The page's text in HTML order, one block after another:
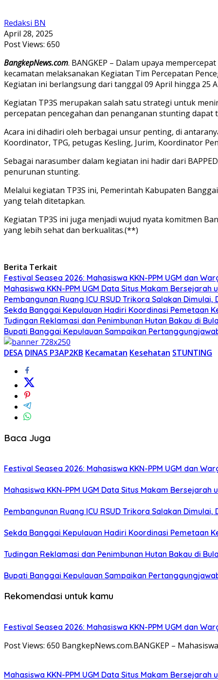
Redaksi BN
April 28, 2025
Post Views: 650
BangkepNews.com. BANGKEP – Dalam upaya
kecamatan melaksanakan Kegiatan Tim Percepatan
Kegiatan ini berlangsung dari tanggal 09 April hingga 25
Kegiatan TP3S merupakan salah satu strategi untuk
percepatan pencegahan dan penanganan stunting dapat
Acara ini dihadiri oleh berbagai unsur penting, di
Koordinator, TPG, petugas Kesling, Jurim, Koordinator
Sebagai narasumber dalam kegiatan ini hadir dari
penurunan stunting.
Melalui kegiatan TP3S ini, Pemerintah Kabupaten
yang telah ditetapkan.
Kegiatan TP3S ini juga menjadi wujud nyata komitmen
yang lebih sehat dan berkualitas.(**)
Berita Terkait
Festival Seasea 2026: Mahasiswa KKN-PPM UGM dan
Mahasiswa KKN-PPM UGM Data Situs Makam
Pembangunan Ruang ICU RSUD Trikora Salakan
Sekda Banggai Kepulauan Hadiri Koordinasi Pemetaan
Tudingan Reklamasi dan Penimbunan Hutan Bakau di
Bupati Banggai Kepulauan Sampaikan
DESA DINAS P3AP2KB Kecamatan Kesehatan STUNTING
Baca Juga
Festival Seasea 2026: Mahasiswa KKN-PPM UGM dan
Mahasiswa KKN-PPM UGM Data Situs Makam
Pembangunan Ruang ICU RSUD Trikora Salakan
Sekda Banggai Kepulauan Hadiri Koordinasi Pemetaan
Tudingan Reklamasi dan Penimbunan Hutan Bakau di
Bupati Banggai Kepulauan Sampaikan
Rekomendasi untuk kamu
Festival Seasea 2026: Mahasiswa KKN-PPM UGM dan
Post Views: 650 BangkepNews.com.BANGKEP –
Mahasiswa KKN-PPM UGM Data Situs Makam